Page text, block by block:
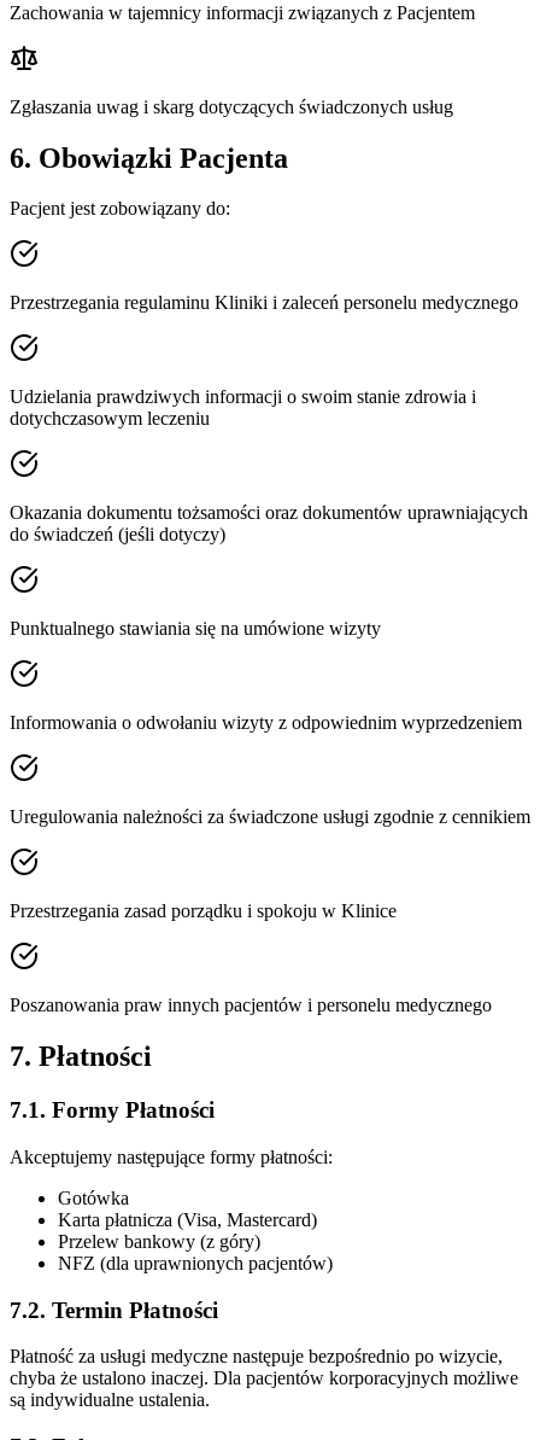
Zachowania w tajemnicy informacji związanych z Pacjentem
Zgłaszania uwag i skarg dotyczących świadczonych usług
6. Obowiązki Pacjenta
Pacjent jest zobowiązany do:
Przestrzegania regulaminu Kliniki i zaleceń personelu medycznego
Udzielania prawdziwych informacji o swoim stanie zdrowia i
dotychczasowym leczeniu
Okazania dokumentu tożsamości oraz dokumentów uprawniających
do świadczeń (jeśli dotyczy)
Punktualnego stawiania się na umówione wizyty
Informowania o odwołaniu wizyty z odpowiednim wyprzedzeniem
Uregulowania należności za świadczone usługi zgodnie z cennikiem
Przestrzegania zasad porządku i spokoju w Klinice
Poszanowania praw innych pacjentów i personelu medycznego
7. Płatności
7.1. Formy Płatności
Akceptujemy następujące formy płatności:
Gotówka
Karta płatnicza (Visa, Mastercard)
Przelew bankowy (z góry)
NFZ (dla uprawnionych pacjentów)
7.2. Termin Płatności
Płatność za usługi medyczne następuje bezpośrednio po wizycie,
chyba że ustalono inaczej. Dla pacjentów korporacyjnych możliwe
są indywidualne ustalenia.